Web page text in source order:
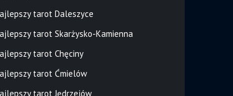
tarot Daleszyce
tarot Skarżysko-Kamienna
tarot Chęciny
tarot Ćmielów
tarot Jędrzejów